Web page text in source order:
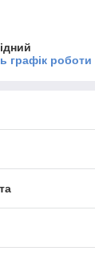
графік роботи